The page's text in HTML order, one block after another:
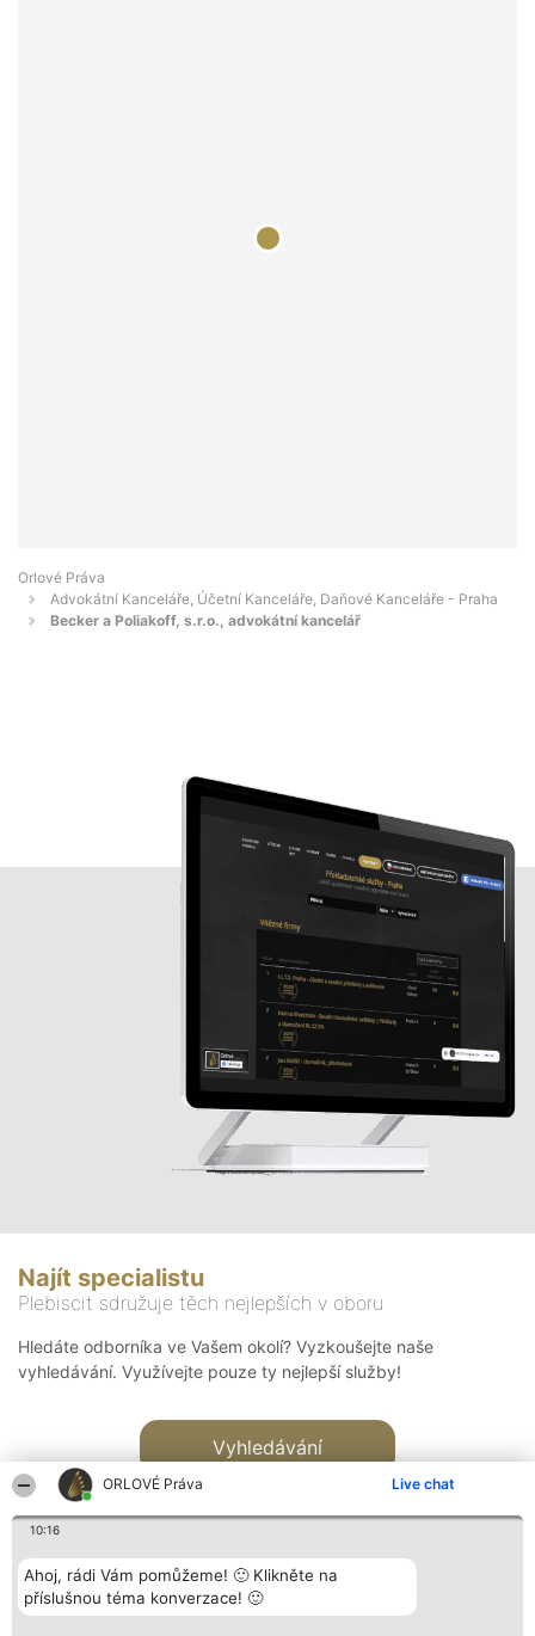
ORLOVÉ Práva Live chat
10:16
Ahoj, rádi Vám pomůžeme! 🙂 Klikněte na
příslušnou téma konverzace! 🙂
Orlové Práva
Advokátní Kanceláře, Účetní Kanceláře, Daňové Kanceláře - Praha
Becker a Poliakoff, s.r.o., advokátní kancelář
Najít specialistu
Plebiscit sdružuje těch nejlepších v oboru
Hledáte odborníka ve Vašem okolí? Vyzkoušejte naše
vyhledávání. Využívejte pouze ty nejlepší služby!
Vyhledávání